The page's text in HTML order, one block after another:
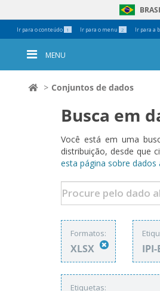
Ir para o conteúdo 1 Ir para o menu 2 Ir para a
MENU
Conjuntos de dados
Busca em
Você está em uma
distribuição, desde que
esta página sobre dados
Formatos:
XLSX
Etiquetas: